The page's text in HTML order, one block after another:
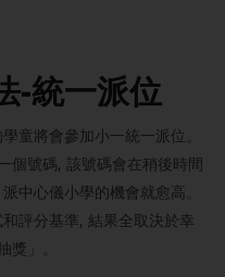
-統一派位
童將會參加小一統一派位。
個號碼, 該號碼會在稍後時間
中心儀小學的機會就愈高。
評分基準, 結果全取決於幸
」。